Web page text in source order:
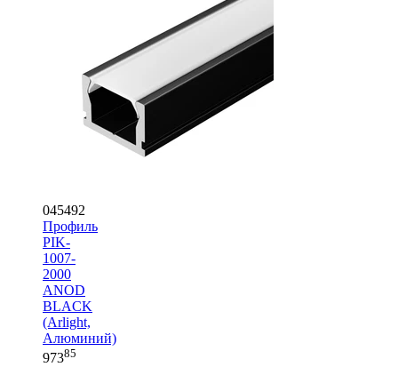
045492
Профиль
PIK-
1007-
2000
ANOD
BLACK
(Arlight,
Алюминий)
97385